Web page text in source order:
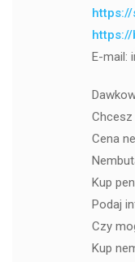
E-mail:
Chcesz
Cena
Kup
Podaj
Czy
Kup